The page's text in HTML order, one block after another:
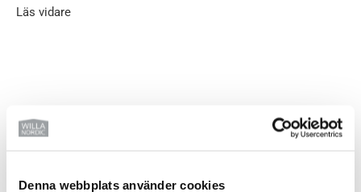
Denna webbplats använder cookies
Läs vidare